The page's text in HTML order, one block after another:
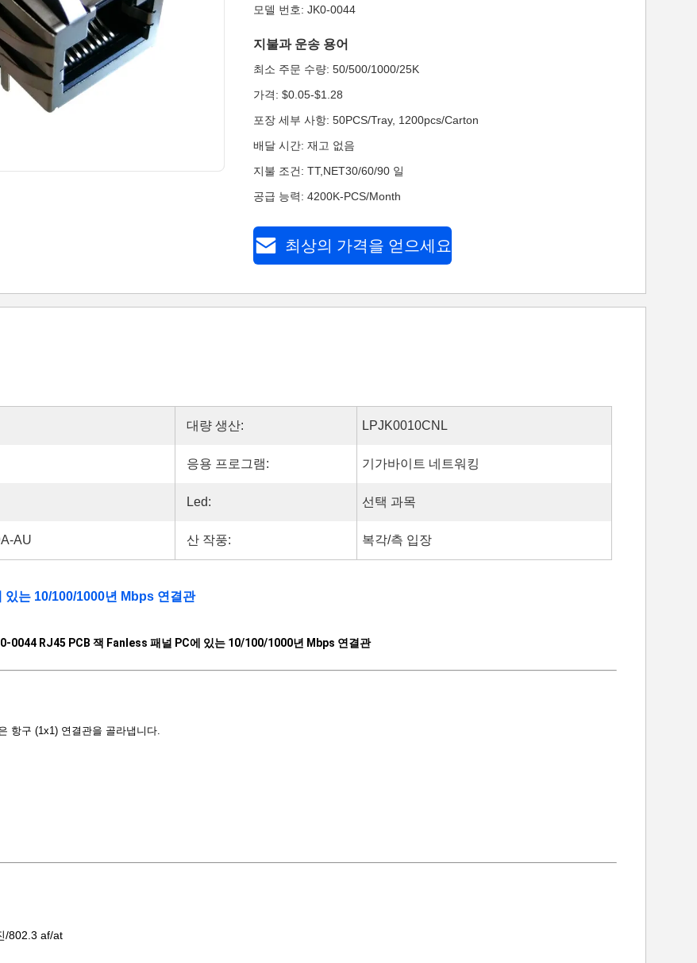
모델 번호: JK0-0044
지불과 운송 용어
최소 주문 수량: 50/500/1000/25K
가격: $0.05-$1.28
포장 세부 사항: 50PCS/Tray, 1200pcs/Carton
배달 시간: 재고 없음
지불 조건: TT,NET30/60/90 일
공급 능력: 4200K-PCS/Month
최상의 가격을 얻으세요
대량 생산: LPJK0010CNL
응용 프로그램: 기가바이트 네트워킹
Led: 선택 과목
AU 산 작풍: 복각/측 입장
는 10/100/1000년 Mbps 연결관
0044 RJ45 PCB 잭 Fanless 패널 PC에 있는 10/100/1000년 Mbps 연결관
항구 (1x1) 연결관을 골라냅니다.
/802.3 af/at